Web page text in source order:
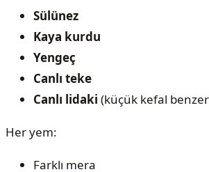
Sülünez
Kaya kurdu
Yengeç
Canlı teke
Canlı lidaki (küçük kefal
Her yem:
Farklı mera